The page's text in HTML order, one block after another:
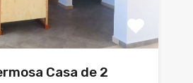
Casa de 2